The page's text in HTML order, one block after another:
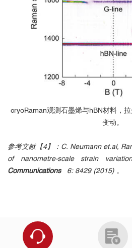
cryoRaman观测石墨烯与hBN材料，
变动。
参考文献【4】：C. Neumann et.al,
of nanometre-scale strain
Communications6: 8429 (2015) 。